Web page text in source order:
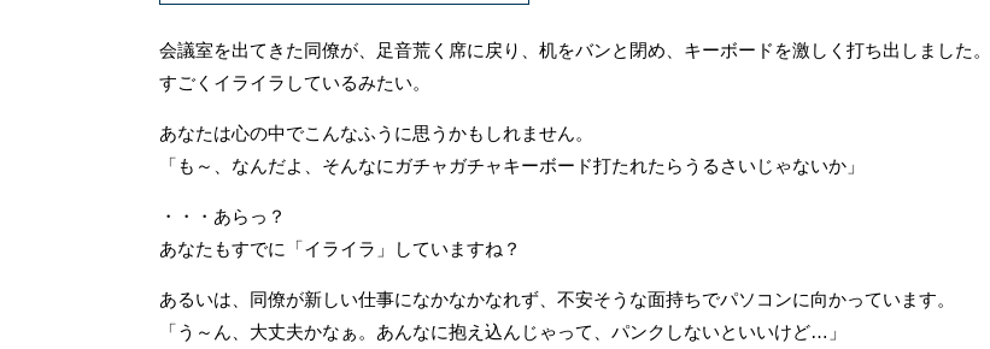
会議室を出てきた同僚が、足音荒く席に戻り、机をバンと閉め、キーボードを激しく打ち出しました。
すごくイライラしているみたい。
あなたは心の中でこんなふうに思うかもしれません。
「も～、なんだよ、そんなにガチャガチャキーボード打たれたらうるさいじゃないか」
・・・あらっ？
あなたもすでに「イライラ」していますね？
あるいは、同僚が新しい仕事になかなかなれず、不安そうな面持ちでパソコンに向かっています。
「う～ん、大丈夫かなぁ。あんなに抱え込んじゃって、パンクしないといいけど…」